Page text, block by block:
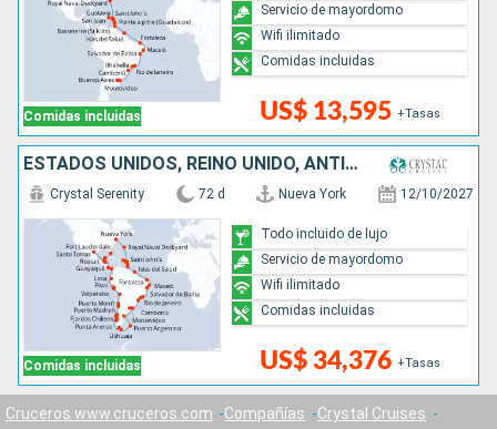
Comidas incluidas US$ 13,595 +Tasas
Servicio de mayordomo
Wifi ilimitado
Comidas incluidas
ESTADOS UNIDOS, REINO UNIDO, ANTIGUA Y BARBUDA, FRANCIA, PUERTO RICO, SANTA LUCIA, TRINIDAD Y TOBAGO, BRASIL, URUGUAY, ARGENTINA, ISLAS MALVINAS, CHILE, PERÚ, ECUADOR, PANAMÁ, COSTA RICA, HONDURAS, BE
Comidas incluidas
Crystal Serenity 72 d Nueva York 12/10/2027
US$ 34,376 +Tasas
Todo incluido de lujo
Servicio de mayordomo
Wifi ilimitado
Comidas incluidas
Cruceros www.cruceros.com Compañías
Crystal Cruises